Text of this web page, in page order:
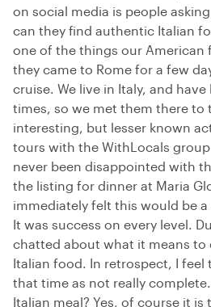
on social media is people
can they find authentic Italian
one of the things our American
they came to Rome for a few
cruise. We live in Italy, and
times, so we met them there to
interesting, but lesser known
tours with the WithLocals
never been disappointed with
the listing for dinner at Maria
immediately felt this would be a
It was success on every level.
chatted about what it means to
Italian food. In retrospect, I feel
that time as not really
Italian meal? Yes, of course it is